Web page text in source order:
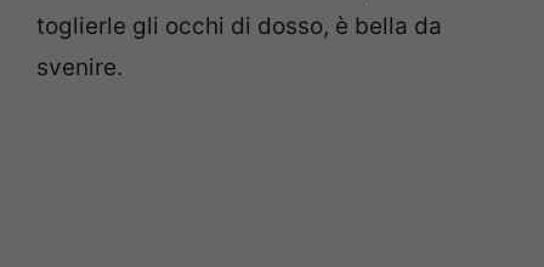
toglierle gli occhi di dosso, è bella da
svenire.